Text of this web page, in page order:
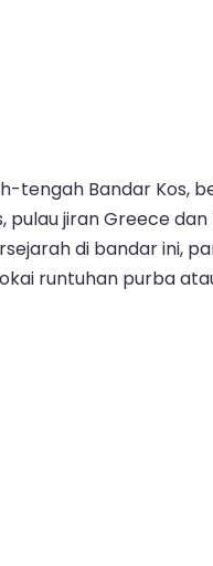
tengah Bandar Kos,
jiran Greece
di bandar ini,
runtuhan purba